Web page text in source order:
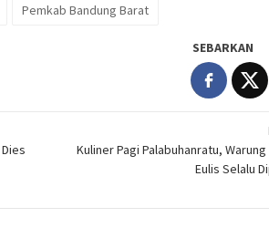
Pemkab Bandung Barat
SEBARKAN
Kuliner Pagi Palabuhanratu, Warung
Eulis Selalu